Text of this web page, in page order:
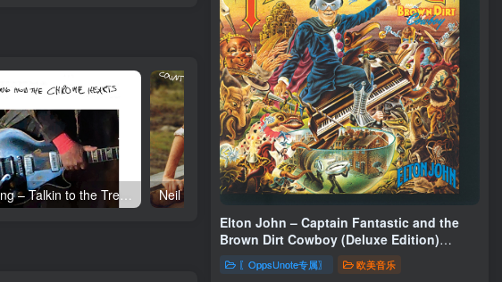
Neil Young – Talkin to the Trees(093624835004)【24bit／192.0kHz】土耳其区 Neil Young – Oceanside Countryside(093624833642)【24bit／192.0kHz】土耳其区
Elton John – Captain Fantastic and the
Brown Dirt Cowboy (Deluxe Edition)
(00602577186479)【16bit／44.1kHz】土耳
其区〖OppsUnote专属〗 欧美音乐